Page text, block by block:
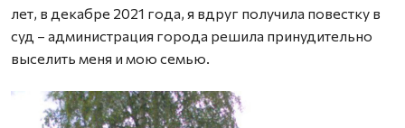
лет, в декабре 2021 года, я вдруг получила повестку в
суд – администрация города решила принудительно
выселить меня и мою семью.